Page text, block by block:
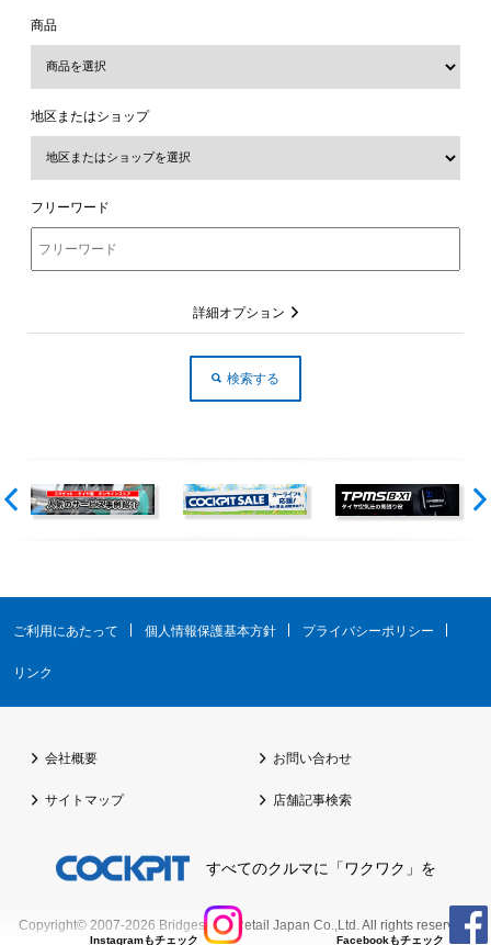
商品
地区またはショップ
フリーワード
詳細オプション
ご利用にあたって 個人情報保護基本方針 プライバシーポリシー
リンク
会社概要 お問い合わせ
サイトマップ 店舗記事検索
すべてのクルマに「ワクワク」を
Copyright© 2007-2026 Bridgestone Retail Japan Co.,Ltd.All rights reserved.
Facebookもチェック
Instagramもチェック